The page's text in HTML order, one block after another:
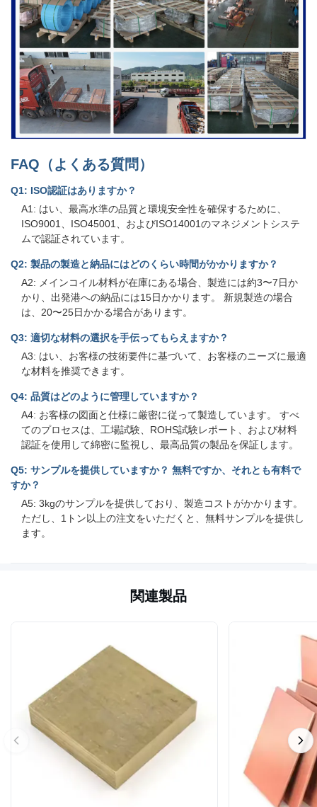
FAQ（よくある質問）
Q1: ISO認証はありますか？
A1: はい、最高水準の品質と環境安全性を確保するために、
ISO9001、ISO45001、およびISO14001のマネジメントシステ
ムで認証されています。
Q2: 製品の製造と納品にはどのくらい時間がかかりますか？
A2: メインコイル材料が在庫にある場合、製造には約3〜7日か
かり、出発港への納品には15日かかります。 新規製造の場合
は、20〜25日かかる場合があります。
Q3: 適切な材料の選択を手伝ってもらえますか？
A3: はい、お客様の技術要件に基づいて、お客様のニーズに最適
な材料を推奨できます。
Q4: 品質はどのように管理していますか？
A4: お客様の図面と仕様に厳密に従って製造しています。 すべ
てのプロセスは、工場試験、ROHS試験レポート、および材料
認証を使用して綿密に監視し、最高品質の製品を保証します。
Q5: サンプルを提供していますか？ 無料ですか、それとも有料で
すか？
A5: 3kgのサンプルを提供しており、製造コストがかかります。
ただし、1トン以上の注文をいただくと、無料サンプルを提供し
ます。
関連製品